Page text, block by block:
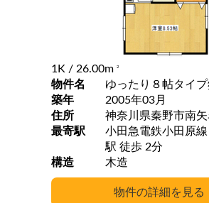
1K / 26.00m 2
物件名
ゆったり８帖タイプ
築年
2005年03月
住所
神奈川県秦野市南矢
最寄駅
小田急電鉄小田原
駅 徒歩 2分
構造
木造